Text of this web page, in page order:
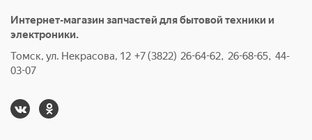
Интернет-магазин запчастей для бытовой техники и
электроники.
Томск, ул. Некрасова, 12 +7 (3822) 26-64-62, 26-68-65, 44-
03-07